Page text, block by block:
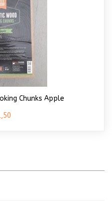
Chunks Apple